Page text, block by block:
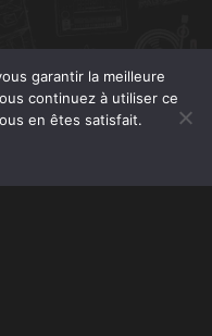
garantir la meilleure
continuez à utiliser ce
en êtes satisfait.